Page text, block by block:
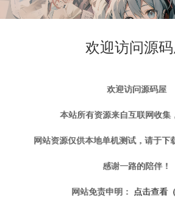
欢迎访问源
欢迎访问源码屋
本站所有资源来自互联网收集
网站资源仅供本地单机测试，请于下
感谢一路的陪伴！
网站免责申明： 点击查看